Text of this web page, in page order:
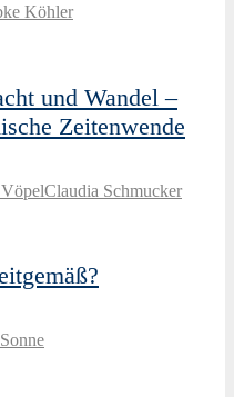
Köhler
und Wandel –
Zeitenwende
Claudia Schmucker